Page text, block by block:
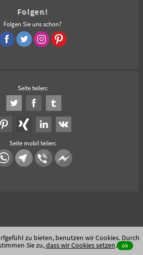
Folgen!
Folgen Sie uns schon?
Seite teilen:
Seite mobil teilen:
Auto Export Afrika, Osteuropa und
zu bieten, benutzen wir Cookies. Durch
Sie zu,dass wir Cookies setzen. ok